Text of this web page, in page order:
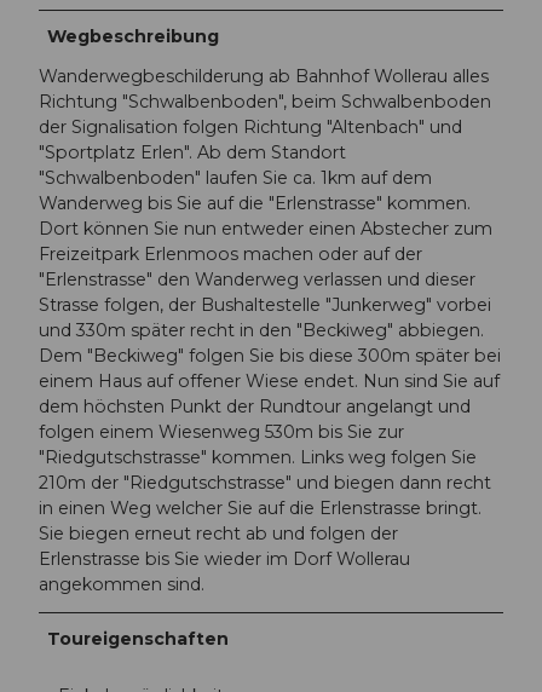
Wegbeschreibung
Wanderwegbeschilderung ab Bahnhof Wollerau alles
Richtung "Schwalbenboden", beim Schwalbenboden
der Signalisation folgen Richtung "Altenbach" und
"Sportplatz Erlen". Ab dem Standort
"Schwalbenboden" laufen Sie ca. 1km auf dem
Wanderweg bis Sie auf die "Erlenstrasse" kommen.
Dort können Sie nun entweder einen Abstecher zum
Freizeitpark Erlenmoos machen oder auf der
"Erlenstrasse" den Wanderweg verlassen und dieser
Strasse folgen, der Bushaltestelle "Junkerweg" vorbei
und 330m später recht in den "Beckiweg" abbiegen.
Dem "Beckiweg" folgen Sie bis diese 300m später bei
einem Haus auf offener Wiese endet. Nun sind Sie auf
dem höchsten Punkt der Rundtour angelangt und
folgen einem Wiesenweg 530m bis Sie zur
"Riedgutschstrasse" kommen. Links weg folgen Sie
210m der "Riedgutschstrasse" und biegen dann recht
in einen Weg welcher Sie auf die Erlenstrasse bringt.
Sie biegen erneut recht ab und folgen der
Erlenstrasse bis Sie wieder im Dorf Wollerau
angekommen sind.
Toureigenschaften